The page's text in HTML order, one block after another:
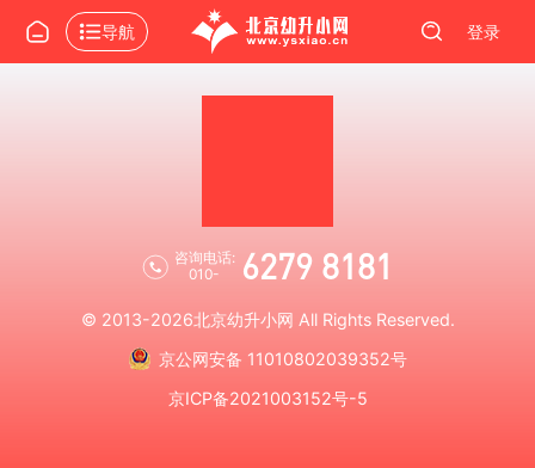
导航 登录
咨询电话:
010-
6279 8181
© 2013-2026北京幼升小网 All Rights Reserved.
京公网安备 11010802039352号
京ICP备2021003152号-5